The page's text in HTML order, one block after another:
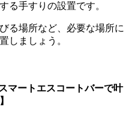
る手すりの設置です。
る場所など、必要な場所に
しましょう。
マートエスコートバーで叶